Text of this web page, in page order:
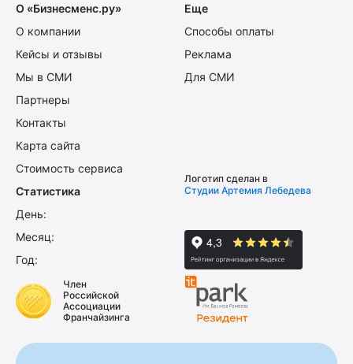
О «Бизнесменс.ру»
О компании
Кейсы и отзывы
Мы в СМИ
Партнеры
Контакты
Карта сайта
Стоимость сервиса
Еще
Способы оплаты
Реклама
Для СМИ
Статистика
День:
Месяц:
Год:
Логотип сделан в
Студии Артемия Лебедева
Член
Российской
Ассоциации
Франчайзинга